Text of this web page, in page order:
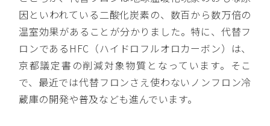
因といわれている二酸化炭素の、数百から数万倍の
温室効果があることが分かりました。特に、代替フ
ロンであるHFC（ハイドロフルオロカーボン）は、
京都議定書の削減対象物質となっています。そこ
で、最近では代替フロンさえ使わないノンフロン冷
蔵庫の開発や普及なども進んでいます。